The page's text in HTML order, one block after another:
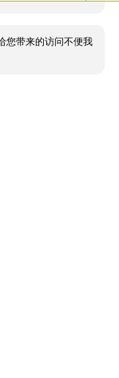
您带来的访问不便我